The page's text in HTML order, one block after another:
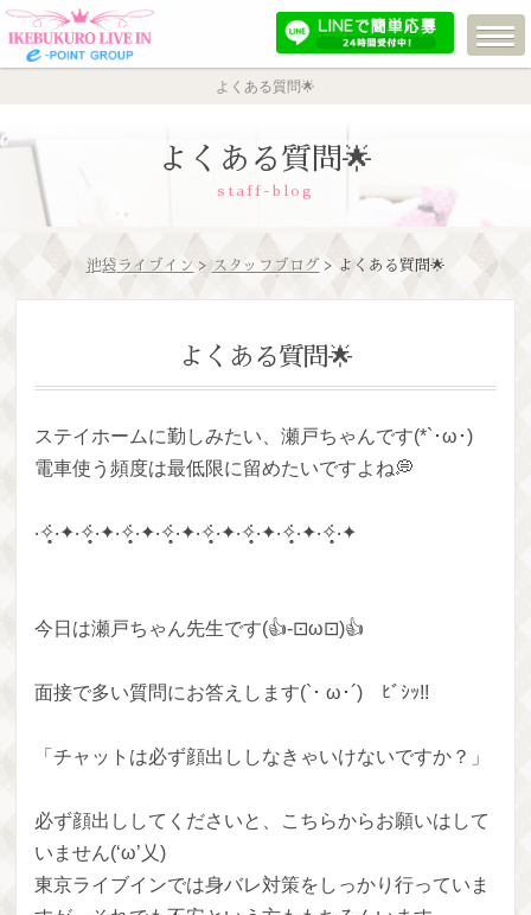
よくある質問🌟
よくある質問🌟
staff-blog
池袋ライブイン > スタッフブログ> よくある質問🌟
よくある質問🌟
ステイホームに勤しみたい、瀬戸ちゃんです(*`･ω･)ゞ
電車使う頻度は最低限に留めたいですよね💭
‧✧̣̥̇‧✦‧✧̣̥̇‧✦‧✧̣̥̇‧✦‧✧̣̥̇‧✦‧✧̣̥̇‧✦‧✧̣̥̇‧✦‧✧̣̥̇‧✦‧✧̣̥̇‧✦
今日は瀬戸ちゃん先生です(👍-⊡ω⊡)👍
面接で多い質問にお答えします(`･ ω･´)ゞﾋﾞｼｯ!!
「チャットは必ず顔出ししなきゃいけないですか？」
必ず顔出ししてくださいと、こちらからお願いはして
いません(‘ω’乂)
東京ライブインでは身バレ対策をしっかり行っていま